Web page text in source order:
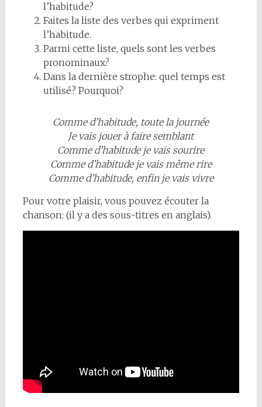
l’habitude?
Faites la liste des verbes qui expriment
l’habitude.
Parmi cette liste, quels sont les verbes
pronominaux?
Dans la dernière strophe: quel temps est
utilisé? Pourquoi?
Comme d’habitude, toute la journée
Je vais jouer à faire semblant
Comme d’habitude je vais sourire
Comme d’habitude je vais même rire
Comme d’habitude, enfin je vais vivre
Pour votre plaisir, vous pouvez écouter la
chanson: (il y a des sous-titres en anglais).